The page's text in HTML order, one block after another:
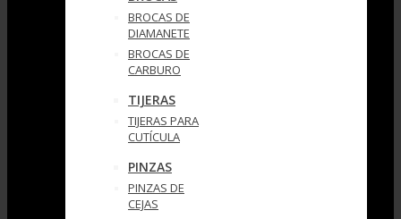
BROCAS DE
DIAMANETE
BROCAS DE
CARBURO
TIJERAS
TIJERAS PARA
CUTÍCULA
PINZAS
PINZAS DE
CEJAS